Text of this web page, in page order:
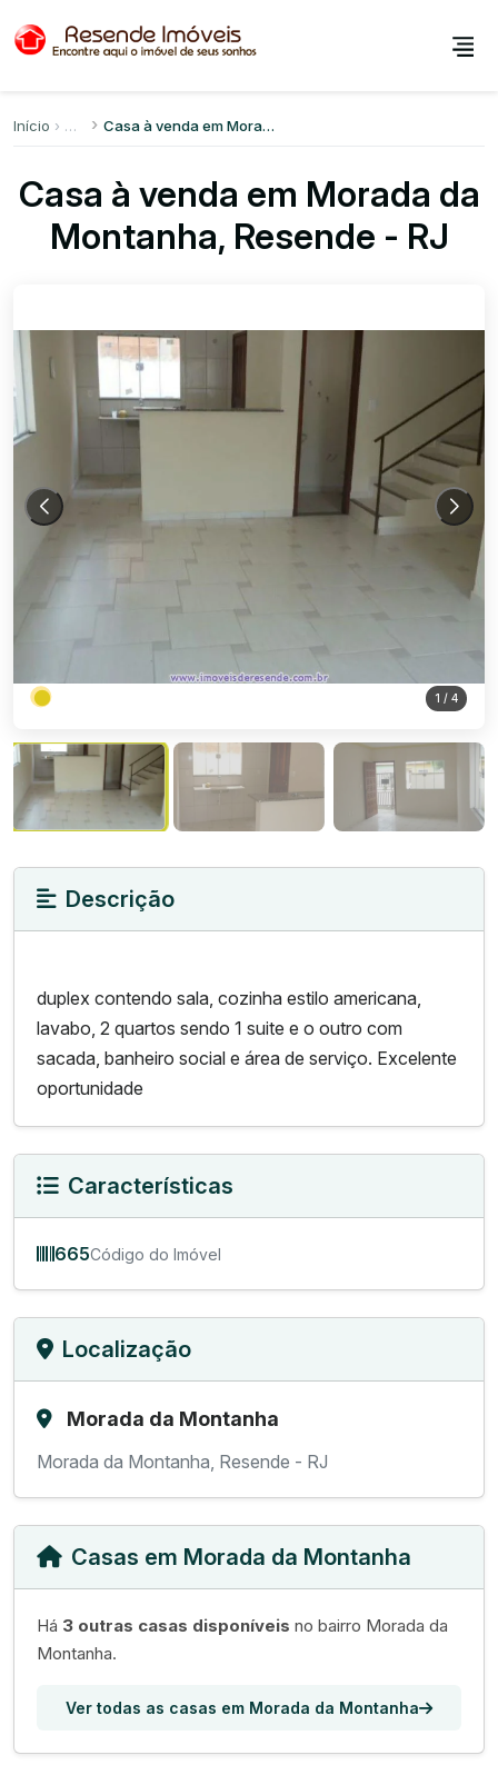
Início Casa à venda em Morada da Montanha
Casa à venda em Morada da
Montanha, Resende - RJ
1 / 4
Descrição
duplex contendo sala, cozinha estilo americana,
lavabo, 2 quartos sendo 1 suite e o outro com
sacada, banheiro social e área de serviço. Excelente
oportunidade
Características
665Código do Imóvel
Localização
Morada da Montanha
Morada da Montanha, Resende - RJ
Casas em Morada da Montanha
Há 3 outras casas disponíveis no bairro Morada da
Montanha.
Ver todas as casas em Morada da Montanha